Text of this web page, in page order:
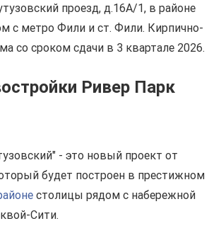
проезд, д.16А/1, в районе
с метро Фили и ст. Фили. Кирпично-
со сроком сдачи в 3 квартале 2026.
Ривер Парк
- это новый проект от
будет построен в престижном
столицы рядом с набережной
Сити.